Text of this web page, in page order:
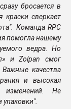
бросается в
краски сверкает
Команда RPC
помогла нашему
ведра. Но
и Zolpan смог
качества
и высокая
изменений. Не
упаковки".